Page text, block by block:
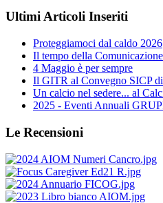
Ultimi Articoli Inseriti
Proteggiamoci dal caldo 2026
Il tempo della
4 Maggio è per sempre
Il GITR al Convegno SICP
Un calcio nel sedere... al
2025 - Eventi Annuali
Le Recensioni